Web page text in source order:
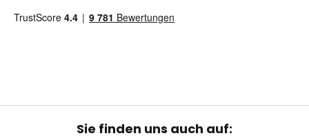
Sie finden uns auch auf: